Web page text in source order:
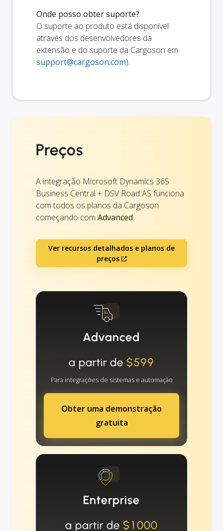
Onde posso obter suporte?
O suporte ao produto está disponível
através dos desenvolvedores da
extensão e do suporte da Cargoson em
support@cargoson.com).
Preços
A integração Microsoft Dynamics 365
Business Central + DSV Road AS funciona
com todos os planos da Cargoson
começando com Advanced.
Ver recursos detalhados e planos de
preços
Advanced
a partir de $599
Para integrações de sistemas e automação
Obter uma demonstração
gratuita
Enterprise
a partir de $1000